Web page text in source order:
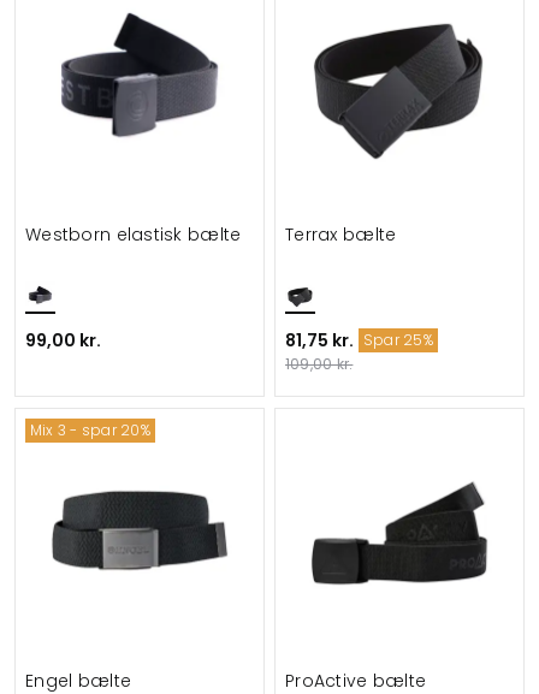
Westborn elastisk bælte
99,00 kr.
Terrax bælte
81,75 kr. Spar 25%
109,00 kr.
Mix 3 - spar 20%
Engel bælte ProActive bælte